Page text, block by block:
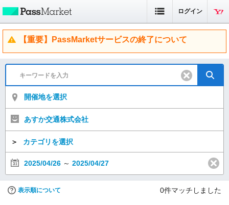
ログイン
【重要】PassMarketサービスの終了について
開催地を選択
あすか交通株式会社
＞ カテゴリを選択
2025/04/26 ～ 2025/04/27
表示順について 0件マッチしました